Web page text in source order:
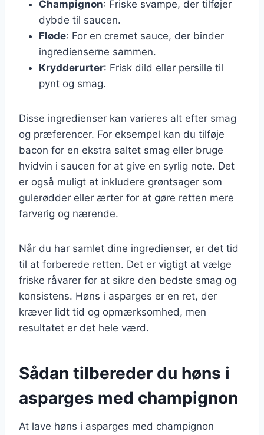
Champignon: Friske svampe, der tilføjer
dybde til saucen.
Fløde: For en cremet sauce, der binder
ingredienserne sammen.
Krydderurter: Frisk dild eller persille til
pynt og smag.
Disse ingredienser kan varieres alt efter smag
og præferencer. For eksempel kan du tilføje
bacon for en ekstra saltet smag eller bruge
hvidvin i saucen for at give en syrlig note. Det
er også muligt at inkludere grøntsager som
gulerødder eller ærter for at gøre retten mere
farverig og nærende.
Når du har samlet dine ingredienser, er det tid
til at forberede retten. Det er vigtigt at vælge
friske råvarer for at sikre den bedste smag og
konsistens. Høns i asparges er en ret, der
kræver lidt tid og opmærksomhed, men
resultatet er det hele værd.
Sådan tilbereder du høns i
asparges med champignon
At lave høns i asparges med champignon